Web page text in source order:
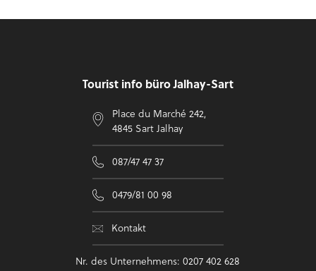
Tourist info büro Jalhay-Sart
Place du Marché 242,
4845 Sart Jalhay
087/47 47 37
0479/81 00 98
Kontakt
Nr. des Unternehmens: 0207 402 628